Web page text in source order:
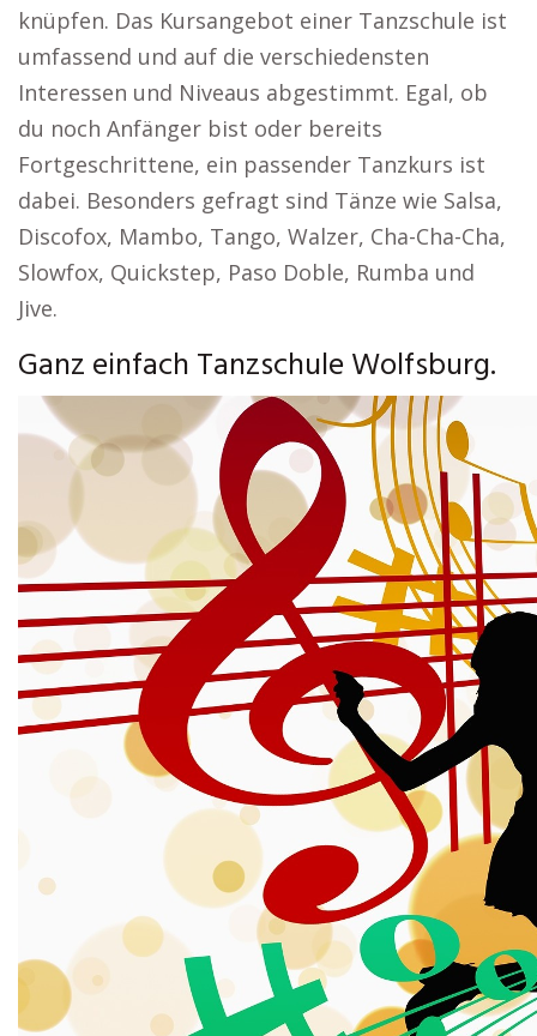
knüpfen. Das Kursangebot einer Tanzschule ist
umfassend und auf die verschiedensten
Interessen und Niveaus abgestimmt. Egal, ob
du noch Anfänger bist oder bereits
Fortgeschrittene, ein passender Tanzkurs ist
dabei. Besonders gefragt sind Tänze wie Salsa,
Discofox, Mambo, Tango, Walzer, Cha-Cha-Cha,
Slowfox, Quickstep, Paso Doble, Rumba und
Jive.
Ganz einfach Tanzschule Wolfsburg.